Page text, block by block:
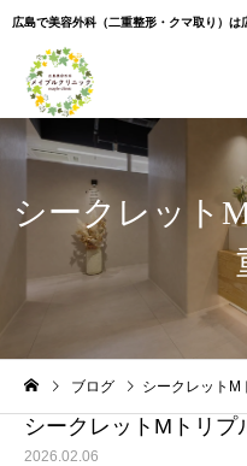
広島で美容外科（二重整形・クマ取り）は
シークレット
Warning
: Undefined variable
content/themes/cure_tcd082/
ブログ シークレットM
シークレットMトリプ
2026.02.06